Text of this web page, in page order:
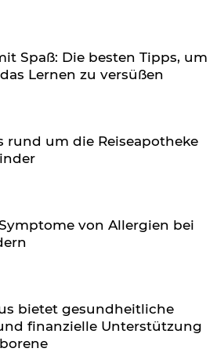
Spaß: Die besten Tipps, um
Lernen zu versüßen
rund um die Reiseapotheke
von Allergien bei
bietet gesundheitliche
finanzielle Unterstützung